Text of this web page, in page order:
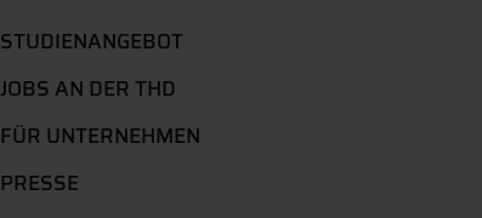
STUDIENANGEBOT
JOBS AN DER THD
FÜR UNTERNEHMEN
PRESSE